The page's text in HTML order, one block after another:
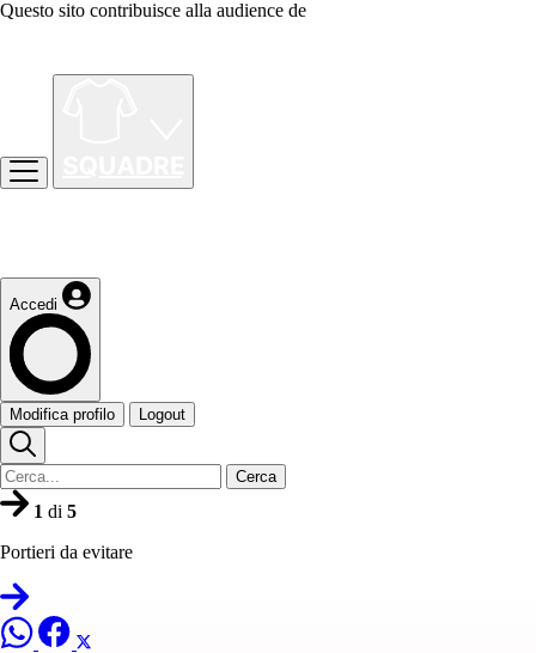
Questo sito contribuisce alla audience de
Accedi
Modifica profilo Logout
Cerca
1 di 5
Portieri da evitare